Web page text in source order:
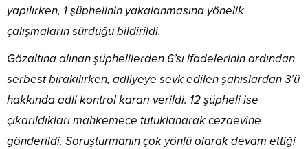
yapılırken, 1 şüphelinin yakalanmasına yönelik
çalışmaların sürdüğü bildirildi.
Gözaltına alınan şüphelilerden 6’sı ifadelerinin ardından
serbest bırakılırken, adliyeye sevk edilen şahıslardan 3’ü
hakkında adli kontrol kararı verildi. 12 şüpheli ise
çıkarıldıkları mahkemece tutuklanarak cezaevine
gönderildi. Soruşturmanın çok yönlü olarak devam ettiği